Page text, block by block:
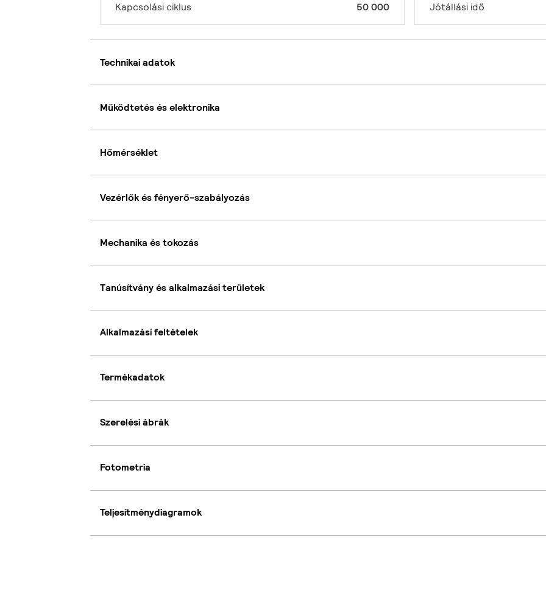
Kapcsolási ciklus 50 000 Jótállási idő
Technikai adatok
Működtetés és elektronika
Hőmérséklet
Vezérlők és fényerő-szabályozás
Mechanika és tokozás
Tanúsítvány és alkalmazási területek
Alkalmazási feltételek
Termékadatok
Szerelési ábrák
Fotometria
Teljesítménydiagramok